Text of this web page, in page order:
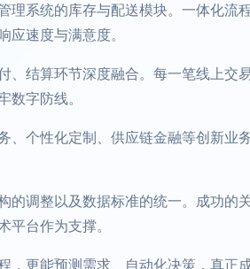
理系统的库存与配送模块。一体化流
速度与满意度。
、结算环节深度融合。每一笔线上交
字防线。
、个性化定制、供应链金融等创新业
的调整以及数据标准的统一。成功的
台作为支撑。
，更能预测需求、自动化决策，真正